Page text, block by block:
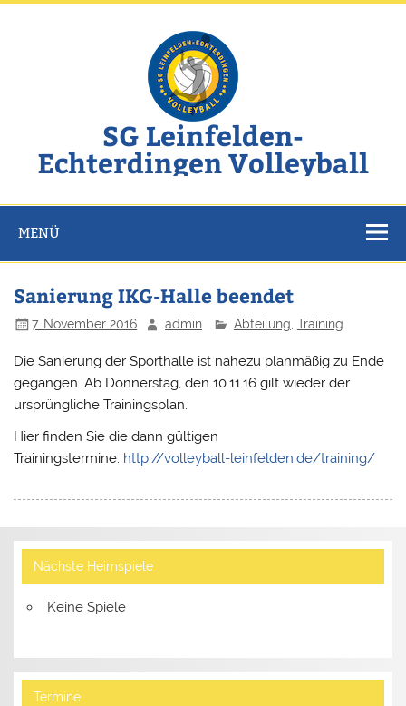
Zum
SG Leinfelden-
Echterdingen Volleyball
MENÜ
Sanierung IKG-Halle beendet
7. November 2016 admin Abteilung Training
Die Sanierung der Sporthalle ist nahezu planmäßig zu Ende
gegangen. Ab Donnerstag, den 10.11.16 gilt wieder der
ursprüngliche Trainingsplan.
Hier finden Sie die dann gültigen
Trainingstermine: http://volleyball-leinfelden.de/training/
Nächste Heimspiele
Keine Spiele
Termine